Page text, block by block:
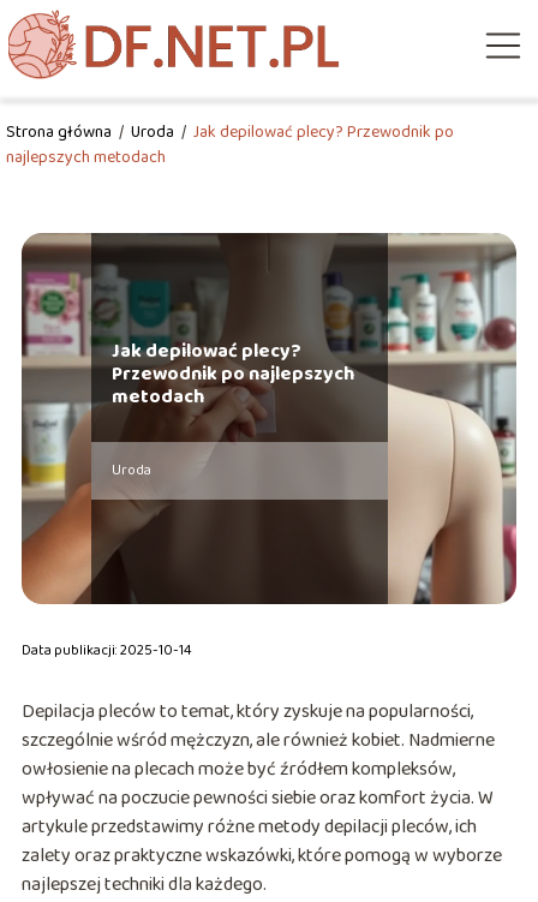
Strona główna / Uroda / Jak depilować plecy? Przewodnik po
najlepszych metodach
Jak depilować plecy?
Przewodnik po najlepszych
metodach
Uroda
Data publikacji: 2025-10-14
Depilacja pleców to temat, który zyskuje na popularności,
szczególnie wśród mężczyzn, ale również kobiet. Nadmierne
owłosienie na plecach może być źródłem kompleksów,
wpływać na poczucie pewności siebie oraz komfort życia. W
artykule przedstawimy różne metody depilacji pleców, ich
zalety oraz praktyczne wskazówki, które pomogą w wyborze
najlepszej techniki dla każdego.